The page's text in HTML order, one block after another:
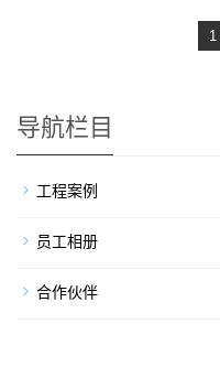
1
导航栏目
工程案例
员工相册
合作伙伴